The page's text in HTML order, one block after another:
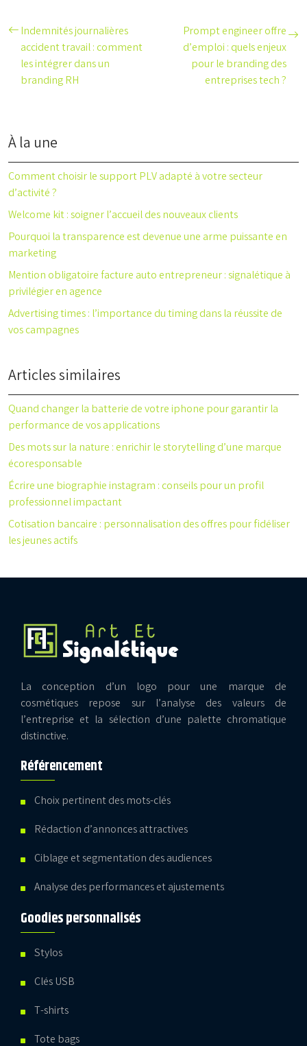
Indemnités journalières
accident travail : comment
les intégrer dans un
branding RH
Prompt engineer offre
d’emploi : quels enjeux
pour le branding des
entreprises tech ?
À la une
Comment choisir le support PLV adapté à votre secteur
d’activité ?
Welcome kit : soigner l’accueil des nouveaux clients
Pourquoi la transparence est devenue une arme puissante en
marketing
Mention obligatoire facture auto entrepreneur : signalétique à
privilégier en agence
Advertising times : l’importance du timing dans la réussite de
vos campagnes
Articles similaires
Quand changer la batterie de votre iphone pour garantir la
performance de vos applications
Des mots sur la nature : enrichir le storytelling d’une marque
écoresponsable
Écrire une biographie instagram : conseils pour un profil
professionnel impactant
Cotisation bancaire : personnalisation des offres pour fidéliser
les jeunes actifs
La conception d’un logo pour une marque de
cosmétiques repose sur l’analyse des valeurs de
l’entreprise et la sélection d’une palette chromatique
distinctive.
Référencement
Choix pertinent des mots-clés
Rédaction d’annonces attractives
Ciblage et segmentation des audiences
Analyse des performances et ajustements
Goodies personnalisés
Stylos
Clés USB
T-shirts
Tote bags